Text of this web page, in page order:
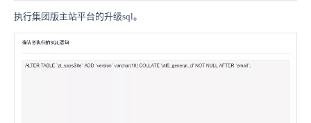
执行集团版主站平台的升级sql。